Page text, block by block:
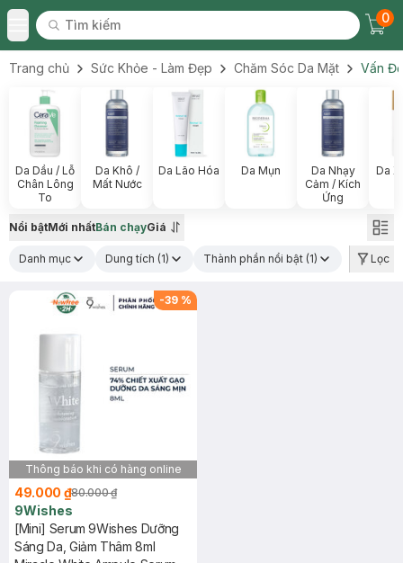
Toggle Menu
Tìm kiếm
Tìm kiếm
0
Trang chủ Sức Khỏe - Làm Đẹp Chăm Sóc Da Mặt Vấn
Da Dầu / Lỗ
Chân Lông
To
Da Khô /
Mất Nước
Da Lão Hóa Da Mụn
Da Nhạy
Cảm / Kích
Ứng
Da
Nổi bậtMới nhấtBán chạyGiá
Danh mục Dung tích (1) Thành phần nổi bật (1) Lọc
-39 %
Thông báo khi có hàng online
49.000 ₫80.000 ₫
9Wishes
[Mini] Serum 9Wishes Dưỡng
Sáng Da, Giảm Thâm 8ml